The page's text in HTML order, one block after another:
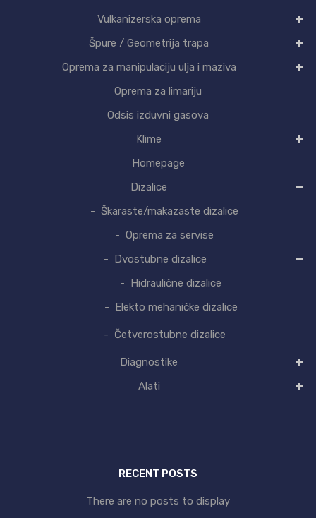
Vulkanizerska oprema
Špure / Geometrija trapa
Oprema za manipulaciju ulja i maziva
Oprema za limariju
Odsis izduvni gasova
Klime
Homepage
Dizalice
Škaraste/makazaste dizalice
Oprema za servise
Dvostubne dizalice
Hidraulične dizalice
Elekto mehaničke dizalice
Četverostubne dizalice
Diagnostike
Alati
RECENT POSTS
There are no posts to display